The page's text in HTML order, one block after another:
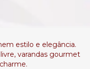
estilo e elegância.
varandas gourmet